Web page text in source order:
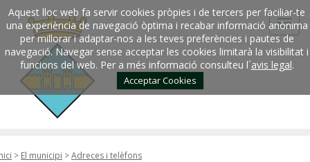
Aquest lloc web fa servir cookies pròpies i de tercers per faciliar-te
una experiència de navegació òptima i recabar informació anònima
per millorar i adaptar-nos a les teves preferències i pautes de
navegació. Navegar sense acceptar les cookies limitarà la visibilitat i
funcions del web. Per a més informació consulteu l´avis legal.
Acceptar Cookies
> El municipi >Adreces i telèfons